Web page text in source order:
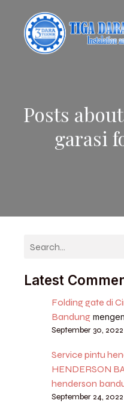
Posts
garasi
Latest
Folding gate di
Bandung
September 30, 2022
Service pintu
HENDERSON
henderson
September 24, 2022